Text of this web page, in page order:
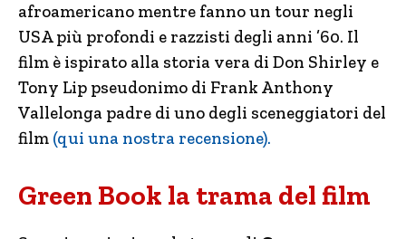
afroamericano mentre fanno un tour negli
USA più profondi e razzisti degli anni ’60. Il
film è ispirato alla storia vera di Don Shirley e
Tony Lip pseudonimo di Frank Anthony
Vallelonga padre di uno degli sceneggiatori del
film (qui una nostra recensione).
Green Book la trama del film